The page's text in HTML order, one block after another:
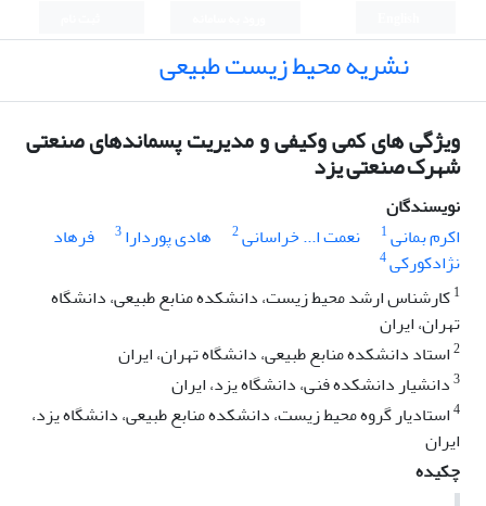
نشریه محیط زیست طبیعی
ویژگی های کمی وکیفی و مدیریت پسماندهای صنعتی
شهرک صنعتی یزد
نویسندگان
اکرم بمانی1 نعمت ا... خراسانی2 هادی پوردارا3
فرهاد
نژادکورکی4
1کارشناس ارشد محیط زیست، دانشکده منابع طبیعی، دانشگاه
تهران، ایران
2استاد دانشکده منابع طبیعی، دانشگاه تهران، ایران
3دانشیار دانشکده فنی، دانشگاه یزد، ایران
4استادیار گروه محیط زیست، دانشکده منابع طبیعی، دانشگاه یزد،
ایران
چکیده